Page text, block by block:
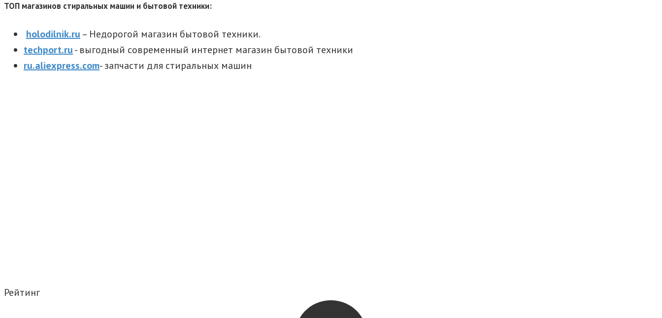
ТОП магазинов стиральных машин и бытовой техники:
holodilnik.ru – Недорогой магазин бытовой техники.
techport.ru- выгодный современный интернет магазин бытовой техники
ru.aliexpress.com- запчасти для стиральных машин
Рейтинг